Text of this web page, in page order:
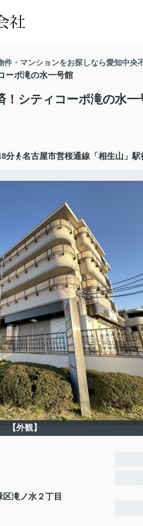
・マンションをお探しなら愛知中央
ーポ滝の水一号館
シティコーポ滝の水一
分
名古屋市営桜通線「相生山」駅
【外観】
区滝ノ水 ２丁目